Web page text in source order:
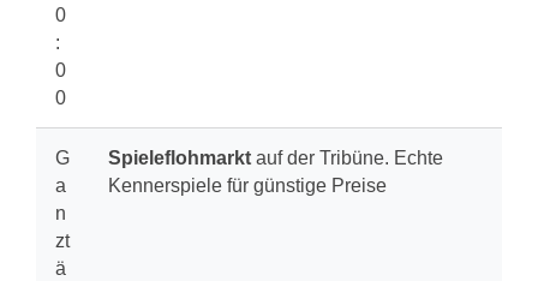
0
:
0
0
G
a
n
zt
ä
Spieleflohmarkt auf der Tribüne. Echte
Kennerspiele für günstige Preise